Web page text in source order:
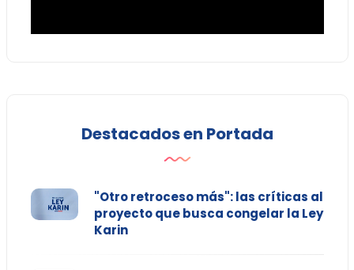
Destacados en Portada
"Otro retroceso más": las críticas al
proyecto que busca congelar la Ley
Karin